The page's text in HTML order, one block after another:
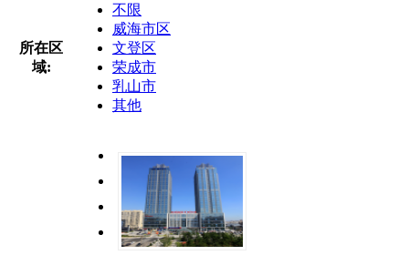
所在区
域:
不限
威海市区
文登区
荣成市
乳山市
其他